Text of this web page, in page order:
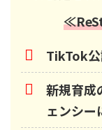
TikTok公
新規育成
ェンシー